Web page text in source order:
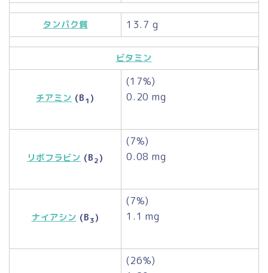
タンパク質 13.7 g
ビタミン
チアミン (B1)
(17%)
0.20 mg
リボフラビン (B2)
(7%)
0.08 mg
ナイアシン (B3)
(7%)
1.1 mg
(26%)